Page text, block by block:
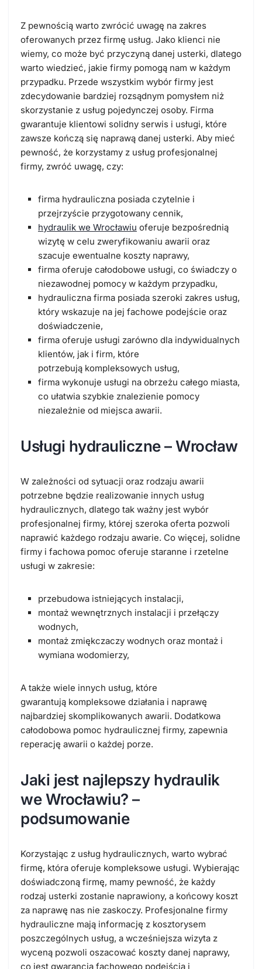
Z pewnością warto zwrócić uwagę na zakres
oferowanych przez firmę usług. Jako klienci nie
wiemy, co może być przyczyną danej usterki, dlatego
warto wiedzieć, jakie firmy pomogą nam w każdym
przypadku. Przede wszystkim wybór firmy jest
zdecydowanie bardziej rozsądnym pomysłem niż
skorzystanie z usług pojedynczej osoby. Firma
gwarantuje klientowi solidny serwis i usługi, które
zawsze kończą się naprawą danej usterki. Aby mieć
pewność, że korzystamy z usług profesjonalnej
firmy, zwróć uwagę, czy:
firma hydrauliczna posiada czytelnie i
przejrzyście przygotowany cennik,
hydraulik we Wrocławiu oferuje bezpośrednią
wizytę w celu zweryfikowaniu awarii oraz
szacuje ewentualne koszty naprawy,
firma oferuje całodobowe usługi, co świadczy o
niezawodnej pomocy w każdym przypadku,
hydrauliczna firma posiada szeroki zakres usług,
który wskazuje na jej fachowe podejście oraz
doświadczenie,
firma oferuje usługi zarówno dla indywidualnych
klientów, jak i firm, które
potrzebują kompleksowych usług,
firma wykonuje usługi na obrzeżu całego miasta,
co ułatwia szybkie znalezienie pomocy
niezależnie od miejsca awarii.
Usługi hydrauliczne – Wrocław
W zależności od sytuacji oraz rodzaju awarii
potrzebne będzie realizowanie innych usług
hydraulicznych, dlatego tak ważny jest wybór
profesjonalnej firmy, której szeroka oferta pozwoli
naprawić każdego rodzaju awarie. Co więcej, solidne
firmy i fachowa pomoc oferuje staranne i rzetelne
usługi w zakresie:
przebudowa istniejących instalacji,
montaż wewnętrznych instalacji i przełączy
wodnych,
montaż zmiękczaczy wodnych oraz montaż i
wymiana wodomierzy,
A także wiele innych usług, które
gwarantują kompleksowe działania i naprawę
najbardziej skomplikowanych awarii. Dodatkowa
całodobowa pomoc hydraulicznej firmy, zapewnia
reperację awarii o każdej porze.
Jaki jest najlepszy hydraulik
we Wrocławiu? –
podsumowanie
Korzystając z usług hydraulicznych, warto wybrać
firmę, która oferuje kompleksowe usługi. Wybierając
doświadczoną firmę, mamy pewność, że każdy
rodzaj usterki zostanie naprawiony, a końcowy koszt
za naprawę nas nie zaskoczy. Profesjonalne firmy
hydrauliczne mają informację z kosztorysem
poszczególnych usług, a wcześniejsza wizyta z
wyceną pozwoli oszacować koszty danej naprawy,
co jest gwarancją fachowego podejścia i